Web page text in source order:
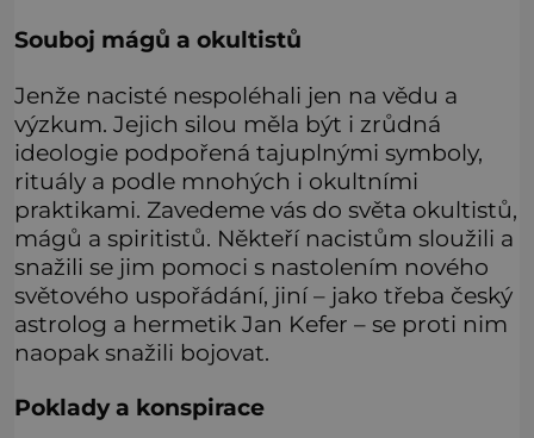
Souboj mágů a okultistů
Jenže nacisté nespoléhali jen na vědu a
výzkum. Jejich silou měla být i zrůdná
ideologie podpořená tajuplnými symboly,
rituály a podle mnohých i okultními
praktikami. Zavedeme vás do světa okultistů,
mágů a spiritistů. Někteří nacistům sloužili a
snažili se jim pomoci s nastolením nového
světového uspořádání, jiní – jako třeba český
astrolog a hermetik Jan Kefer – se proti nim
naopak snažili bojovat.
Poklady a konspirace